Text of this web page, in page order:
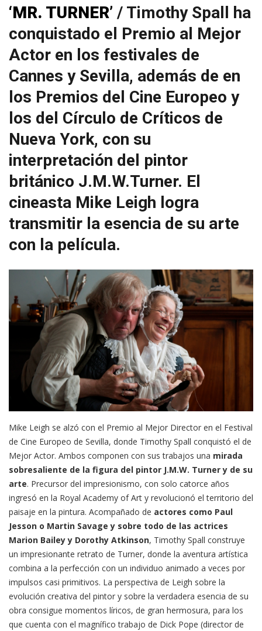
‘MR. TURNER’ / Timothy Spall ha
conquistado el Premio al Mejor
Actor en los festivales de
Cannes y Sevilla, además de en
los Premios del Cine Europeo y
los del Círculo de Críticos de
Nueva York, con su
interpretación del pintor
británico J.M.W.Turner. El
cineasta Mike Leigh logra
transmitir la esencia de su arte
con la película.
Mike Leigh se alzó con el Premio al Mejor Director en el Festival
de Cine Europeo de Sevilla, donde Timothy Spall conquistó el de
Mejor Actor. Ambos componen con sus trabajos una mirada
sobresaliente de la figura del pintor J.M.W. Turner y de su
arte. Precursor del impresionismo, con solo catorce años
ingresó en la Royal Academy of Art y revolucionó el territorio del
paisaje en la pintura. Acompañado de actores como Paul
Jesson o Martin Savage y sobre todo de las actrices
Marion Bailey y Dorothy Atkinson, Timothy Spall construye
un impresionante retrato de Turner, donde la aventura artística
combina a la perfección con un individuo animado a veces por
impulsos casi primitivos. La perspectiva de Leigh sobre la
evolución creativa del pintor y sobre la verdadera esencia de su
obra consigue momentos líricos, de gran hermosura, para los
que cuenta con el magnífico trabajo de Dick Pope (director de